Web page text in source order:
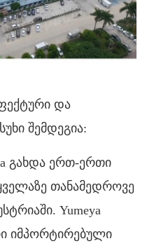
და
შემდეგია:
გახდა ერთ-ერთი
თანამედროვე
Yumeya
იმპორტირებული